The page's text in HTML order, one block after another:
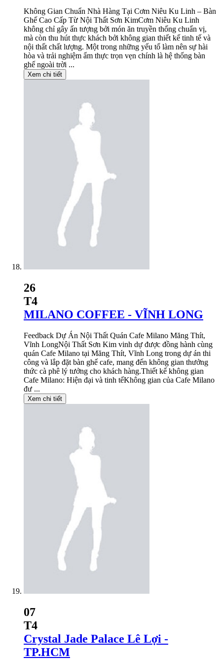
Không Gian Chuẩn Nhà Hàng Tại Cơm Niêu Ku Linh – Bàn
Ghế Cao Cấp Từ Nội Thất Sơn KimCơm Niêu Ku Linh
không chỉ gây ấn tượng bởi món ăn truyền thống chuẩn vị,
mà còn thu hút thực khách bởi không gian thiết kế tinh tế và
nội thất chất lượng. Một trong những yếu tố làm nên sự hài
hòa và trải nghiệm ẩm thực trọn vẹn chính là hệ thống bàn
ghế ngoài trời ...
Xem chi tiết
26
T4
MILANO COFFEE - VĨNH LONG
Feedback Dự Án Nội Thất Quán Cafe Milano Măng Thít,
Vĩnh LongNội Thất Sơn Kim vinh dự được đồng hành cùng
quán Cafe Milano tại Măng Thít, Vĩnh Long trong dự án thi
công và lắp đặt bàn ghế cafe, mang đến không gian thưởng
thức cà phê lý tưởng cho khách hàng.Thiết kế không gian
Cafe Milano: Hiện đại và tinh tếKhông gian của Cafe Milano
đư ...
Xem chi tiết
07
T4
Crystal Jade Palace Lê Lợi -
TP.HCM